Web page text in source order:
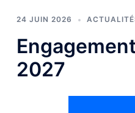
24 JUIN 2026
2027